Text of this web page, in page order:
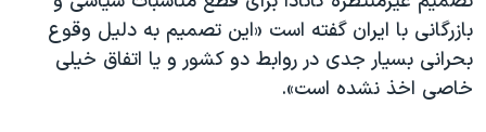
بازرگانی با ایران گفته است «این تصمیم به دلیل وقوع
بحرانی بسیار جدی در روابط دو کشور و یا اتفاق خیلی
خاصی اخذ نشده است».